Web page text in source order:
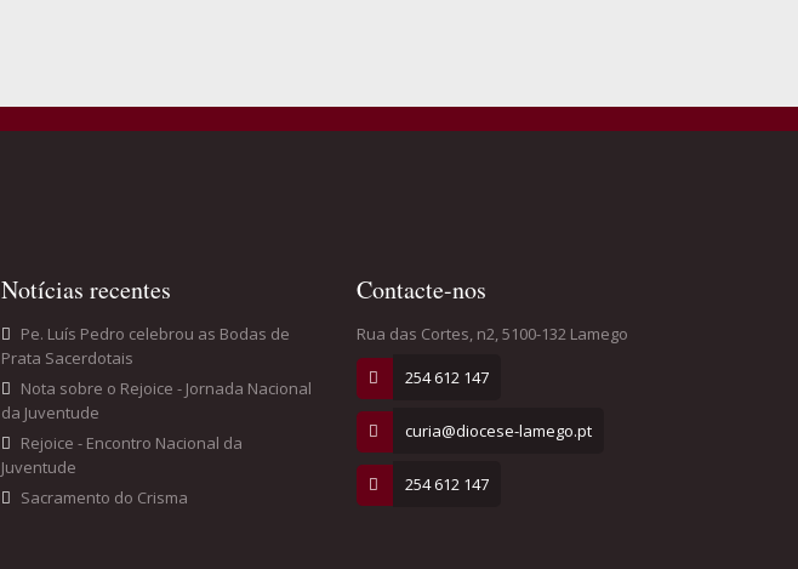
Notícias recentes
Pe. Luís Pedro celebrou as Bodas de
Prata Sacerdotais
Nota sobre o Rejoice - Jornada Nacional
da Juventude
Rejoice - Encontro Nacional da
Juventude
Sacramento do Crisma
Contacte-nos
Rua das Cortes, n2, 5100-132 Lamego
254 612 147
curia@diocese-lamego.pt
254 612 147